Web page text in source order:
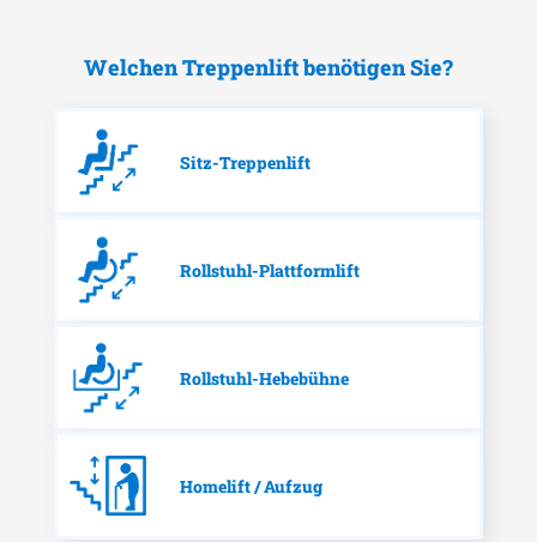
Welchen Treppenlift benötigen Sie?
Sitz-Treppenlift
Rollstuhl-Plattformlift
Rollstuhl-Hebebühne
Homelift / Aufzug